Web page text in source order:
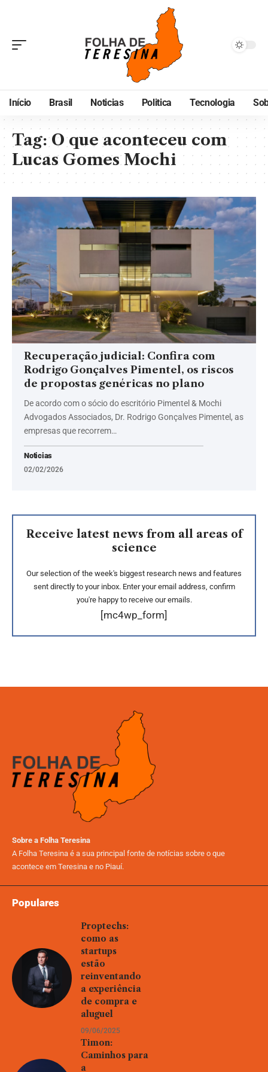
Início Brasil Noticias Politica Tecnologia
Tag:O que aconteceu com
Lucas Gomes Mochi
Recuperação judicial: Confira com
Rodrigo Gonçalves Pimentel, os riscos
de propostas genéricas no plano
De acordo com o sócio do escritório Pimentel & Mochi
Advogados Associados, Dr. Rodrigo Gonçalves Pimentel, as
empresas que recorrem…
Noticias
02/02/2026
Receive latest news from all areas of
science
Our selection of the week's biggest research news and features
sent directly to your inbox. Enter your email address, confirm
you're happy to receive our emails.
[mc4wp_form]
Sobre a Folha Teresina
A Folha Teresina é a sua principal fonte de notícias sobre o que
acontece em Teresina e no Piauí.
Populares
Proptechs:
como as
startups
estão
reinventando
a experiência
de compra e
aluguel
09/06/2025
Timon:
Caminhos para
a